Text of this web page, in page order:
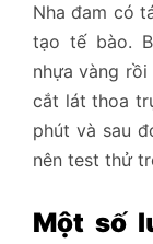
Nha đam có
tạo tế bào.
nhựa vàng
cắt lát thoa
phút và sau
nên test thử
Một số